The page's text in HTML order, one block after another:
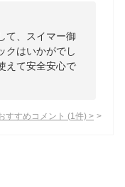
て、スイマー御
クはいかがでし
えて安全安心で
すすめコメント (1 件) >